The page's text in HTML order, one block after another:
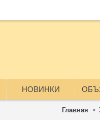
НОВИНКИ
Главная